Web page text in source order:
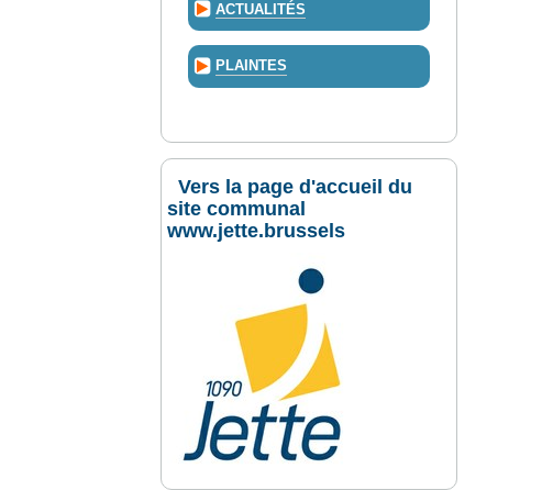
ACTUALITÉS
PLAINTES
Vers la page d'accueil du
site communal
www.jette.brussels